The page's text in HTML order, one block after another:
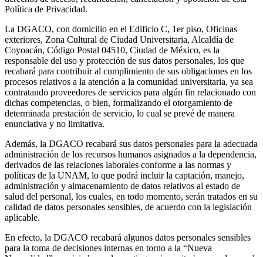
Política de Privacidad.
La DGACO, con domicilio en el Edificio C, 1er piso, Oficinas
exteriores, Zona Cultural de Ciudad Universitaria, Alcaldía de
Coyoacán, Código Postal 04510, Ciudad de México, es la
responsable del uso y protección de sus datos personales, los que
recabará para contribuir al cumplimiento de sus obligaciones en los
procesos relativos a la atención a la comunidad universitaria, ya sea
contratando proveedores de servicios para algún fin relacionado con
dichas competencias, o bien, formalizando el otorgamiento de
determinada prestación de servicio, lo cual se prevé de manera
enunciativa y no limitativa.
Además, la DGACO recabará sus datos personales para la adecuada
administración de los recursos humanos asignados a la dependencia,
derivados de las relaciones laborales conforme a las normas y
políticas de la UNAM, lo que podrá incluir la captación, manejo,
administración y almacenamiento de datos relativos al estado de
salud del personal, los cuales, en todo momento, serán tratados en su
calidad de datos personales sensibles, de acuerdo con la legislación
aplicable.
En efecto, la DGACO recabará algunos datos personales sensibles
para la toma de decisiones internas en torno a la “Nueva